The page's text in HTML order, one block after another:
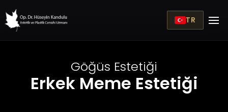
TR
Göğüs Estetiği
Erkek Meme Estetiği